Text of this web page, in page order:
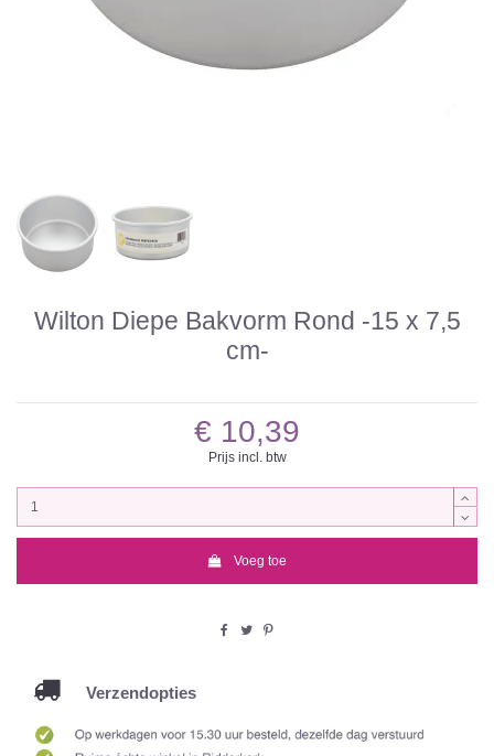
Wilton Diepe Bakvorm Rond -15 x 7,5
cm-
€ 10,39
Prijs incl. btw
Voeg toe
Verzendopties